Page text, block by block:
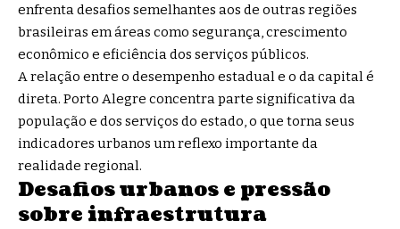
enfrenta desafios semelhantes aos de outras regiões
brasileiras em áreas como segurança, crescimento
econômico e eficiência dos serviços públicos.
A relação entre o desempenho estadual e o da capital é
direta. Porto Alegre concentra parte significativa da
população e dos serviços do estado, o que torna seus
indicadores urbanos um reflexo importante da
realidade regional.
Desafios urbanos e pressão
sobre infraestrutura